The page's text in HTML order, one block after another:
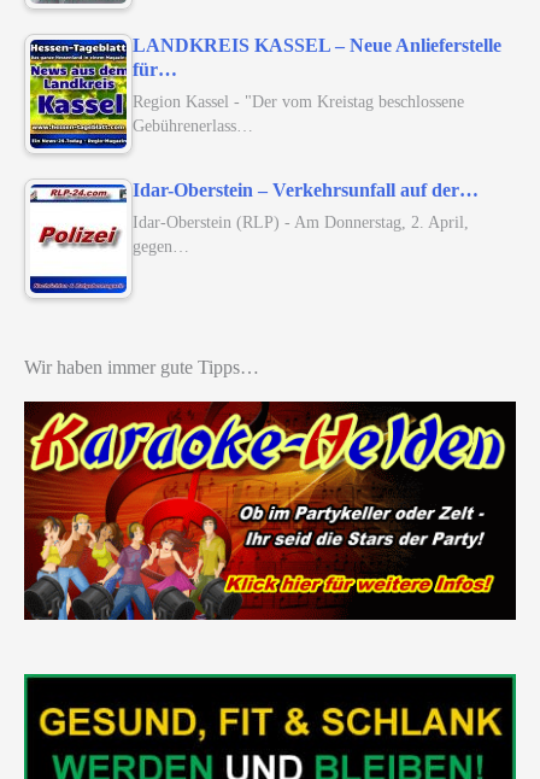
LANDKREIS KASSEL – Neue Anlieferstelle
für…
Region Kassel - "Der vom Kreistag beschlossene
Gebührenerlass…
Idar-Oberstein – Verkehrsunfall auf der…
Idar-Oberstein (RLP) - Am Donnerstag, 2. April,
gegen…
Wir haben immer gute Tipps…